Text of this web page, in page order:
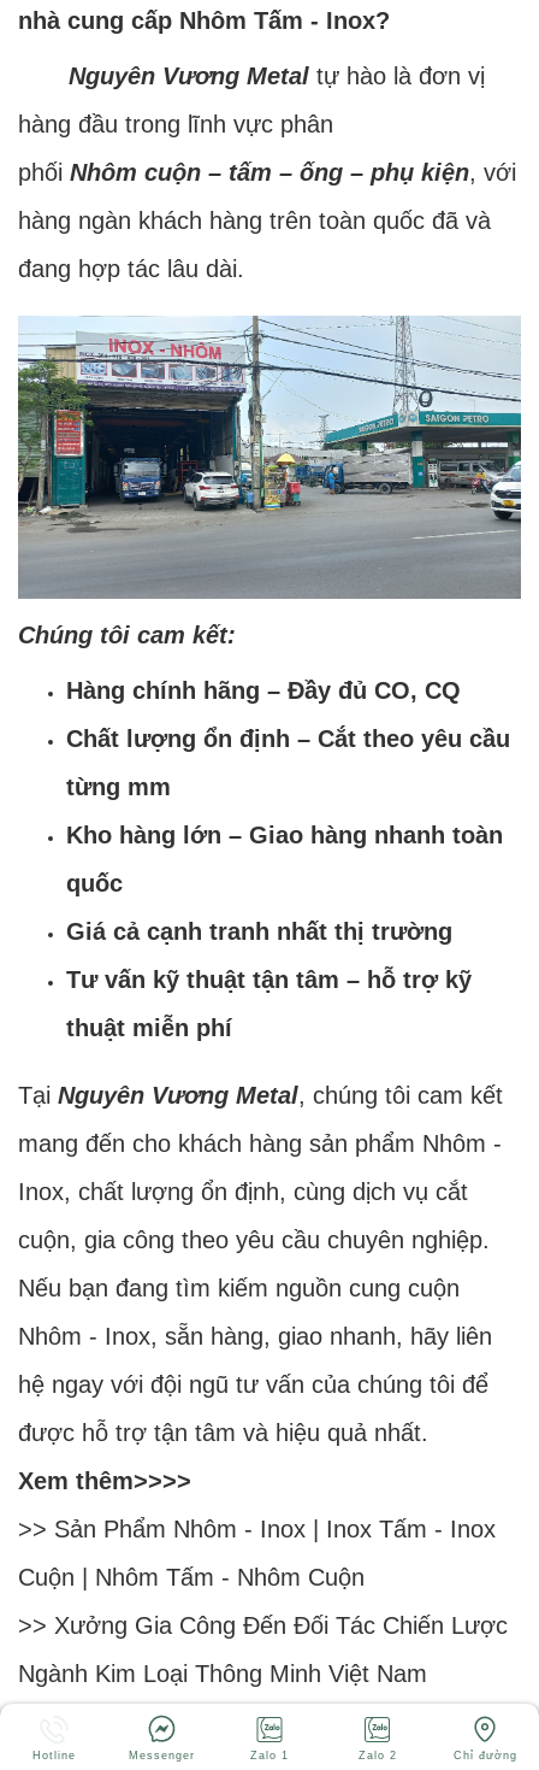
nhà cung cấp Nhôm Tấm - Inox?
Nguyên Vương Metal tự hào là đơn vị
hàng đầu trong lĩnh vực phân
phối Nhôm cuộn – tấm – ống – phụ kiện, với
hàng ngàn khách hàng trên toàn quốc đã và
đang hợp tác lâu dài.
Chúng tôi cam kết:
Hàng chính hãng – Đầy đủ CO, CQ
Chất lượng ổn định – Cắt theo yêu cầu
từng mm
Kho hàng lớn – Giao hàng nhanh toàn
quốc
Giá cả cạnh tranh nhất thị trường
Tư vấn kỹ thuật tận tâm – hỗ trợ kỹ
thuật miễn phí
Tại Nguyên Vương Metal, chúng tôi cam kết
mang đến cho khách hàng sản phẩm Nhôm -
Inox, chất lượng ổn định, cùng dịch vụ cắt
cuộn, gia công theo yêu cầu chuyên nghiệp.
Nếu bạn đang tìm kiếm nguồn cung cuộn
Nhôm - Inox, sẵn hàng, giao nhanh, hãy liên
hệ ngay với đội ngũ tư vấn của chúng tôi để
được hỗ trợ tận tâm và hiệu quả nhất.
Xem thêm>>>>
>> Sản Phẩm Nhôm - Inox Inox Tấm - Inox
Cuộn
Nhôm Tấm - Nhôm Cuộn
>> Xưởng Gia Công Đến Đối Tác Chiến Lược
Ngành Kim Loại Thông Minh Việt Nam
Bảng Giá Inox Tấm 304, 201, 316, 430 Mới
Hotline Messenger Zalo 1 Zalo 2 Chỉ đường